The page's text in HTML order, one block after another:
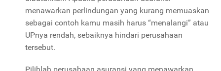
menawarkan perlindungan yang kurang memuaskan
sebagai contoh kamu masih harus “menalangi” atau
UPnya rendah, sebaiknya hindari perusahaan
tersebut.